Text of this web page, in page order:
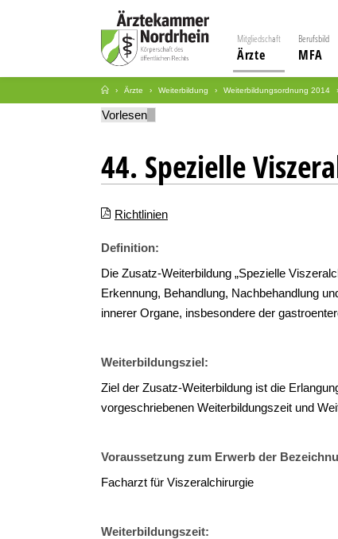
Mitgliedschaft
Ärzte
Berufsbild
MFA
Ärzte Weiterbildung Weiterbildungsordnung 2014
Vorlesen
44. Spezielle
Richtlinien
Definition:
Die Zusatz-Weiterbildung „Spezielle
Erkennung, Behandlung, Nachbehandlung
innerer Organe, insbesondere der
Weiterbildungsziel:
Ziel der Zusatz-Weiterbildung ist die
vorgeschriebenen Weiterbildungszeit und
Voraussetzung zum Erwerb der
Facharzt für Viszeralchirurgie
Weiterbildungszeit: